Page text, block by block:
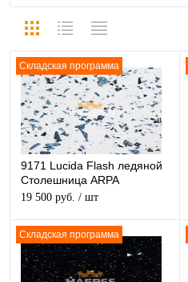
Складская программа
9171 Lucida Flash ледяной
Столешница ARPA
глянцевая
19 500 руб. / шт
Складская программа